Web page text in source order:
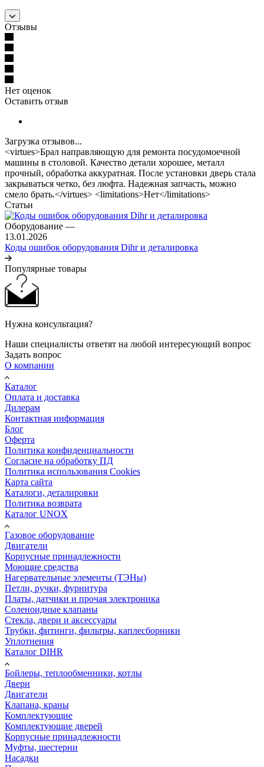
Отзывы
Нет оценок
Оставить отзыв
Загрузка отзывов...
<virtues>Брал направляющую для ремонта посудомоечной
машины в столовой. Качество детали хорошее, металл
прочный, обработка аккуратная. После установки дверь стала
закрываться четко, без люфта. Надежная запчасть, можно
смело брать.</virtues> <limitations>Нет</limitations>
Статьи
Оборудование —
13.01.2026
Коды ошибок оборудования Dihr и деталировка
Популярные товары
Нужна консультация?
Наши специалисты ответят на любой интересующий вопрос
Задать вопрос
О компании
Каталог
Оплата и доставка
Дилерам
Контактная информация
Блог
Оферта
Политика конфиденциальности
Согласие на обработку ПД
Политика использования Cookies
Карта сайта
Каталоги, деталировки
Политика возврата
Каталог UNOX
Газовое оборудование
Двигатели
Корпусные принадлежности
Моющие средства
Нагервательные элементы (ТЭНы)
Петли, ручки, фурнитура
Платы, датчики и прочая электроника
Соленоидные клапаны
Стекла, двери и аксессуары
Трубки, фитинги, фильтры, каплесборники
Уплотнения
Каталог DIHR
Бойлеры, теплообменники, котлы
Двери
Двигатели
Клапана, краны
Комплектующие
Комплектующие дверей
Корпусные принадлежности
Муфты, шестерни
Насадки